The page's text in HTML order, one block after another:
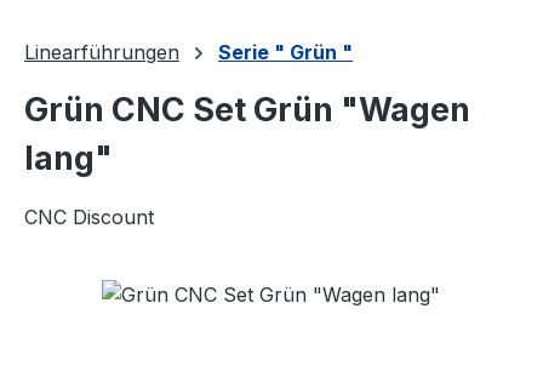
Linearführungen Serie " Grün "
Grün CNC Set Grün "Wagen
lang"
CNC Discount
Bildergalerie überspringen